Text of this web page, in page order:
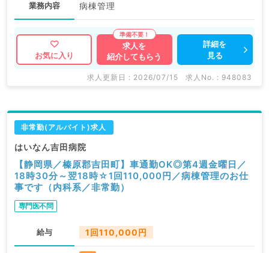
業務内容 病棟管理
お気に入り
求人を
紹介してもらう
詳細を
見る
求人更新日 : 2026/07/15 求人No. : 948083
非常勤(アルバイト)求人
はいなん吉田病院
【静岡県／榛原郡吉田町】車通勤OK◎第4週金曜日／
18時30分～翌18時☆1回110,000円／病棟管理のお仕
事です（内科系／非常勤）
専門医不問
給与 1回110,000円